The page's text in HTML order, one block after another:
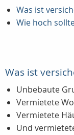
Was ist
Wie hoch
Was ist
Unbebaute
Vermietete
Vermietete
Und